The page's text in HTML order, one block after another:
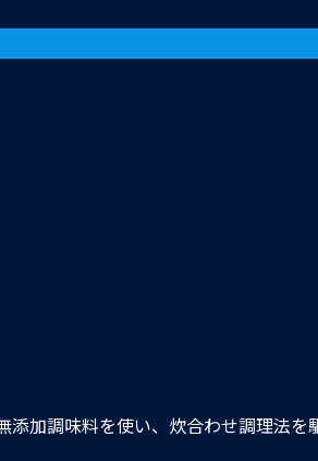
加調味料を使い、炊合わせ調理法を